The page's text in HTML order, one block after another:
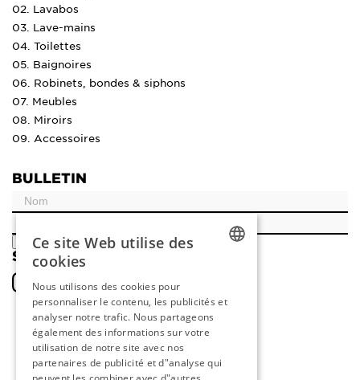
02. Lavabos
03. Lave-mains
04. Toilettes
05. Baignoires
06. Robinets, bondes & siphons
07. Meubles
08. Miroirs
09. Accessoires
BULLETIN
ENREGISTRER
SOCIAL
ENGLISH
FRENCH
GERMAN
Ce site Web utilise des
cookies
Nous utilisons des cookies pour
personnaliser le contenu, les publicités et
analyser notre trafic. Nous partageons
également des informations sur votre
utilisation de notre site avec nos
partenaires de publicité et d"analyse qui